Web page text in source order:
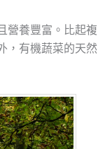
營養豐富。比起複
，有機蔬菜的天然